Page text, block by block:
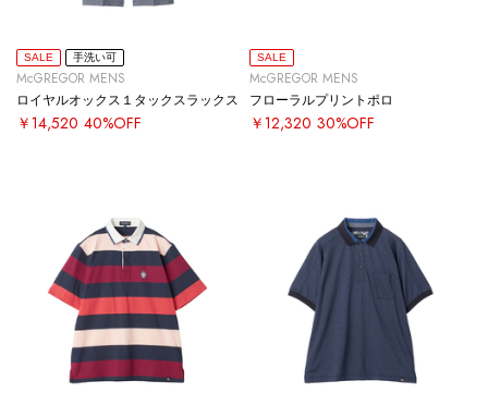
SALE 手洗い可
McGREGOR MENS
ロイヤルオックス１タックスラックス
￥14,520 40%OFF
SALE
McGREGOR MENS
フローラルプリントポロ
￥12,320 30%OFF